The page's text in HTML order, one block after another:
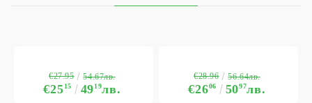
€2515 4919лв.
€27.95 54.67лв.
€2606 5097лв.
€28.96 56.64лв.